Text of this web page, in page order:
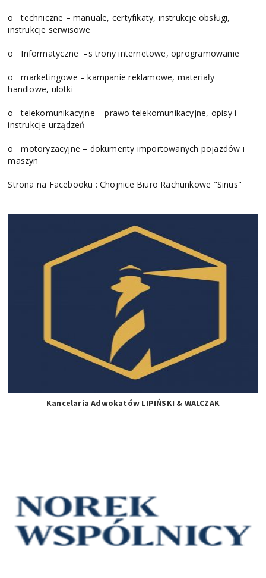
o
techniczne – manuale, certyfikaty, instrukcje obsługi,
instrukcje serwisowe
o Informatyczne –s trony internetowe, oprogramowanie
o
marketingowe – kampanie reklamowe, materiały
handlowe, ulotki
o
telekomunikacyjne – prawo telekomunikacyjne, opisy i
instrukcje urządzeń
o
motoryzacyjne – dokumenty importowanych pojazdów i
maszyn
Strona na Facebooku : Chojnice Biuro Rachunkowe "Sinus"
Kancelaria Adwokatów LIPIŃSKI & WALCZAK